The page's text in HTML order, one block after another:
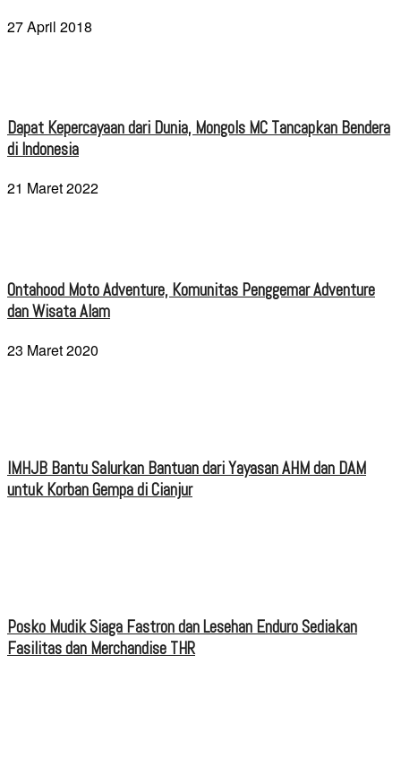
27 April 2018
Dapat Kepercayaan dari Dunia, Mongols MC Tancapkan Bendera
di Indonesia
21 Maret 2022
Ontahood Moto Adventure, Komunitas Penggemar Adventure
dan Wisata Alam
23 Maret 2020
IMHJB Bantu Salurkan Bantuan dari Yayasan AHM dan DAM
untuk Korban Gempa di Cianjur
Posko Mudik Siaga Fastron dan Lesehan Enduro Sediakan
Fasilitas dan Merchandise THR